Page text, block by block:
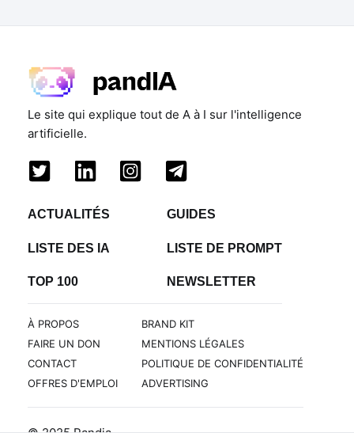
Le site qui explique tout de A à I sur l'intelligence
artificielle.
ACTUALITÉS GUIDES
LISTE DES IA LISTE DE PROMPT
TOP 100 NEWSLETTER
À PROPOS
FAIRE UN DON
CONTACT
OFFRES D'EMPLOI
BRAND KIT
MENTIONS LÉGALES
POLITIQUE DE CONFIDENTIALITÉ
ADVERTISING